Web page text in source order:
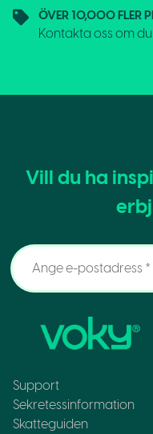
ÖVER 10,000 FLER
Kontakta oss om
Vill du ha
Support
Sekretessinformation
Skatteguiden